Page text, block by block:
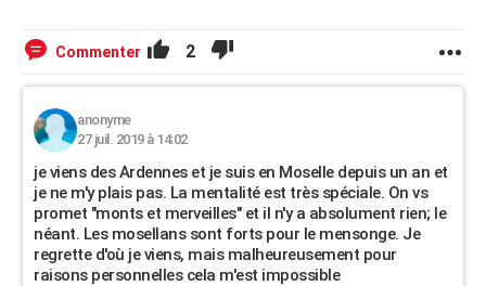
Commenter 2
anonyme
27 juil. 2019 à 14:02
je viens des Ardennes et je suis en Moselle depuis un an et
je ne m'y plais pas. La mentalité est très spéciale. On vs
promet "monts et merveilles" et il n'y a absolument rien; le
néant. Les mosellans sont forts pour le mensonge. Je
regrette d'où je viens, mais malheureusement pour
raisons personnelles cela m'est impossible